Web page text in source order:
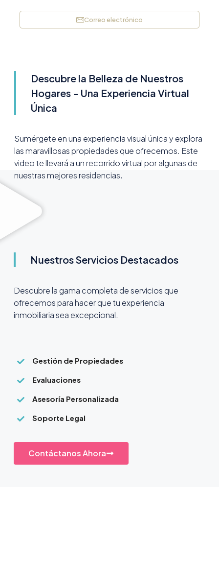
Correo electrónico
Descubre la Belleza de Nuestros
Hogares - Una Experiencia Virtual
Única
Sumérgete en una experiencia visual única y explora
las maravillosas propiedades que ofrecemos. Este
video te llevará a un recorrido virtual por algunas de
nuestras mejores residencias.
Nuestros Servicios Destacados
Descubre la gama completa de servicios que
ofrecemos para hacer que tu experiencia
inmobiliaria sea excepcional.
Gestión de Propiedades
Evaluaciones
Asesoría Personalizada
Soporte Legal
Contáctanos Ahora